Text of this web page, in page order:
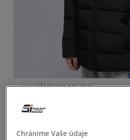
-10 % S KÓDOM: TOP (MIN. 70 €)
NEBULUS PADDED JACKET BLK
Chránime Vaše údaje